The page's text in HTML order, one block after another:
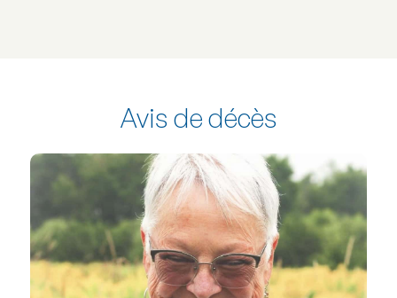
Avis de décès